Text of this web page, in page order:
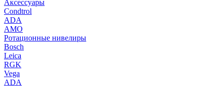
Аксессуары
Condtrol
ADA
AMO
Ротационные нивелиры
Bosch
Leica
RGK
Vega
ADA